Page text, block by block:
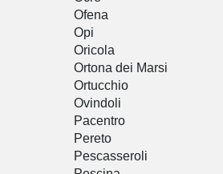
Ofena
Opi
Oricola
Ortona dei Marsi
Ortucchio
Ovindoli
Pacentro
Pereto
Pescasseroli